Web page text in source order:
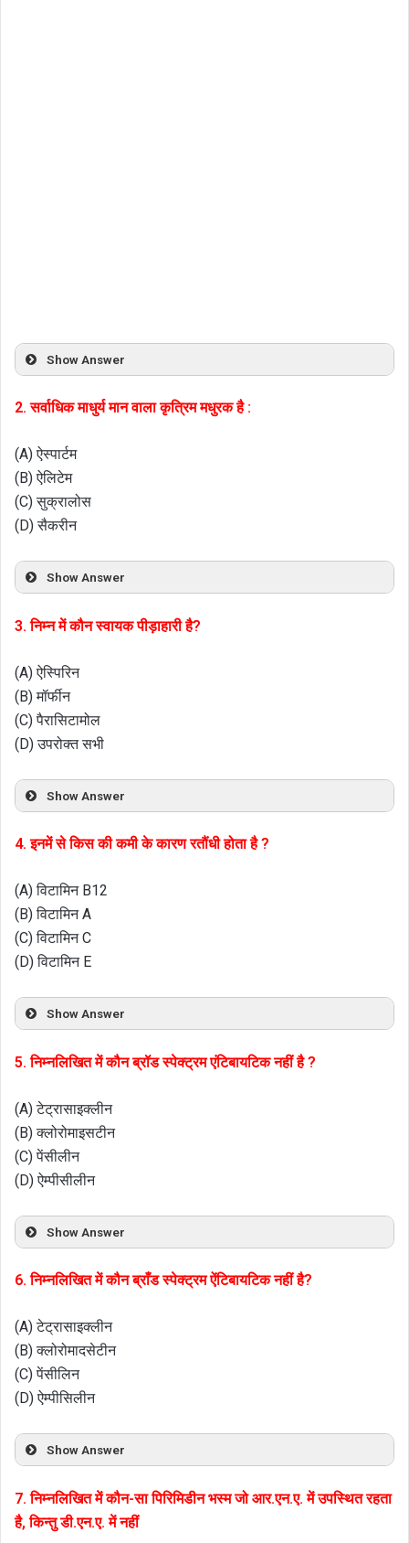
Show Answer
2. सर्वाधिक माधुर्य मान वाला कृत्रिम मधुरक है :
(A) ऐस्पार्टम
(B) ऐलिटेम
(C) सुक्रालोस
(D) सैकरीन
Show Answer
3. निम्न में कौन स्वायक पीड़ाहारी है?
(A) ऐस्पिरिन
(B) मॉर्फीन
(C) पैरासिटामोल
(D) उपरोक्त सभी
Show Answer
4. इनमें से किस की कमी के कारण रतौंधी होता है ?
(A) विटामिन B12
(B) विटामिन A
(C) विटामिन C
(D) विटामिन E
Show Answer
5. निम्नलिखित में कौन ब्रॉड स्पेक्ट्रम एंटिबायटिक नहीं है ?
(A) टेट्रासाइक्लीन
(B) क्लोरोमाइसटीन
(C) पेंसीलीन
(D) ऐम्पीसीलीन
Show Answer
6. निम्नलिखित में कौन ब्राँड स्पेक्ट्रम ऐंटिबायटिक नहीं है?
(A) टेट्रासाइक्लीन
(B) क्लोरोमादसेटीन
(C) पेंसीलिन
(D) ऐम्पीसिलीन
Show Answer
7. निम्नलिखित में कौन-सा पिरिमिडीन भस्म जो आर.एन.ए. में उपस्थित रहता
है, किन्तु डी.एन.ए. में नहीं